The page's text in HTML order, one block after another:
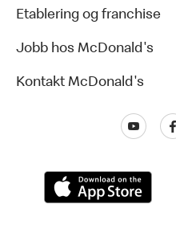
Etablering og franchise
Jobb hos McDonald's
Kontakt McDonald's